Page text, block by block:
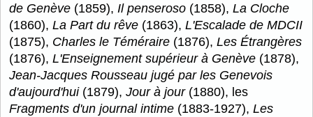
de Genève (1859), Il penseroso (1858), La Cloche
(1860), La Part du rêve (1863), L'Escalade de MDCII
(1875), Charles le Téméraire (1876), Les Étrangères
(1876), L'Enseignement supérieur à Genève (1878),
Jean-Jacques Rousseau jugé par les Genevois
d'aujourd'hui(1879), Jour à jour(1880), les
Fragments d'un journal intime (1883-1927), Les